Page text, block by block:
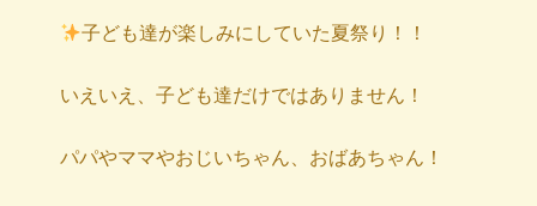
子ども達が楽しみにしていた夏祭り！！
いえいえ、子ども達だけではありません！
パパやママやおじいちゃん、おばあちゃん！